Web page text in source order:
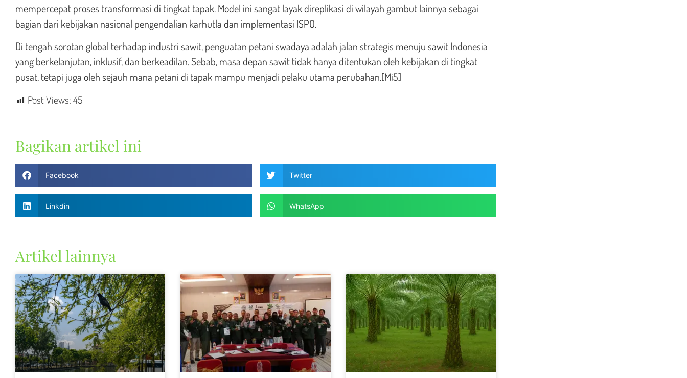
mempercepat proses transformasi di tingkat tapak. Model ini sangat layak direplikasi di wilayah gambut lainnya sebagai
bagian dari kebijakan nasional pengendalian karhutla dan implementasi ISPO.
Di tengah sorotan global terhadap industri sawit, penguatan petani swadaya adalah jalan strategis menuju sawit Indonesia
yang berkelanjutan, inklusif, dan berkeadilan. Sebab, masa depan sawit tidak hanya ditentukan oleh kebijakan di tingkat
pusat, tetapi juga oleh sejauh mana petani di tapak mampu menjadi pelaku utama perubahan.[Mi5]
Post Views:45
Bagikan artikel ini
Facebook Twitter
Linkdin WhatsApp
Artikel lainnya